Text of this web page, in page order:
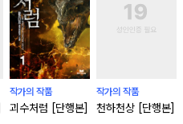
작가의 작품
괴수처럼 [단행본]
작가의 작품
천하천상 [단행본]